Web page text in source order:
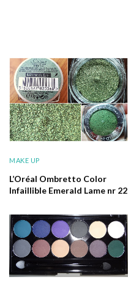
MAKE UP
L’Oréal Ombretto Color
Infaillible Emerald Lame nr 22